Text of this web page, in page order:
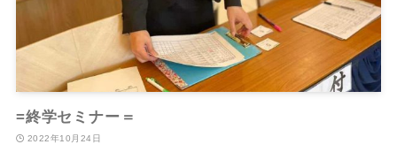
=終学セミナー＝
2022年10月24日